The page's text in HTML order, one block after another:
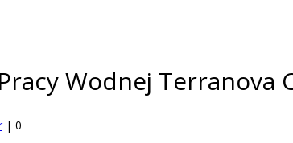
Wodnej Terranova
| 0